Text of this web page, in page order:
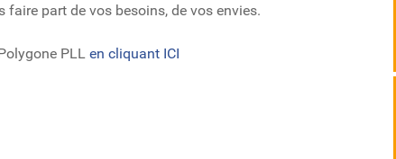
faire part de vos besoins, de vos envies.
PLL en cliquant ICI